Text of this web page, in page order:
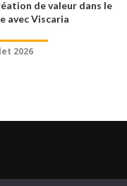
de valeur dans le
avec Viscaria
2026